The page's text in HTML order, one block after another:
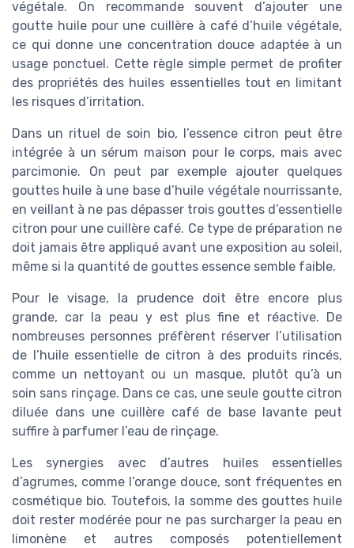
végétale. On recommande souvent d’ajouter une
goutte huile pour une cuillère à café d’huile végétale,
ce qui donne une concentration douce adaptée à un
usage ponctuel. Cette règle simple permet de profiter
des propriétés des huiles essentielles tout en limitant
les risques d’irritation.
Dans un rituel de soin bio, l’essence citron peut être
intégrée à un sérum maison pour le corps, mais avec
parcimonie. On peut par exemple ajouter quelques
gouttes huile à une base d’huile végétale nourrissante,
en veillant à ne pas dépasser trois gouttes d’essentielle
citron pour une cuillère café. Ce type de préparation ne
doit jamais être appliqué avant une exposition au soleil,
même si la quantité de gouttes essence semble faible.
Pour le visage, la prudence doit être encore plus
grande, car la peau y est plus fine et réactive. De
nombreuses personnes préfèrent réserver l’utilisation
de l’huile essentielle de citron à des produits rincés,
comme un nettoyant ou un masque, plutôt qu’à un
soin sans rinçage. Dans ce cas, une seule goutte citron
diluée dans une cuillère café de base lavante peut
suffire à parfumer l’eau de rinçage.
Les synergies avec d’autres huiles essentielles
d’agrumes, comme l’orange douce, sont fréquentes en
cosmétique bio. Toutefois, la somme des gouttes huile
doit rester modérée pour ne pas surcharger la peau en
limonène et autres composés potentiellement